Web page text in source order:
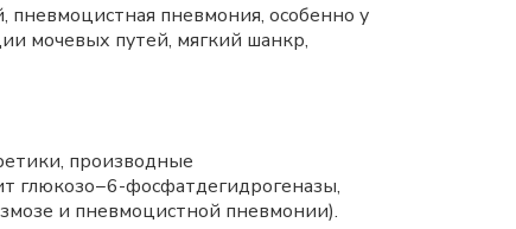
пневмоцистная пневмония, особенно у
мочевых путей, мягкий шанкр,
производные
глюкозо−6-фосфатдегидрогеназы,
и пневмоцистной пневмонии).